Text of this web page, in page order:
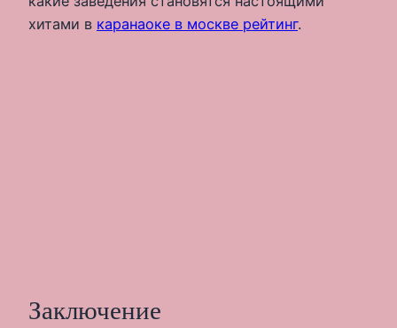
хитами в каранаоке в москве рейтинг.
Заключение